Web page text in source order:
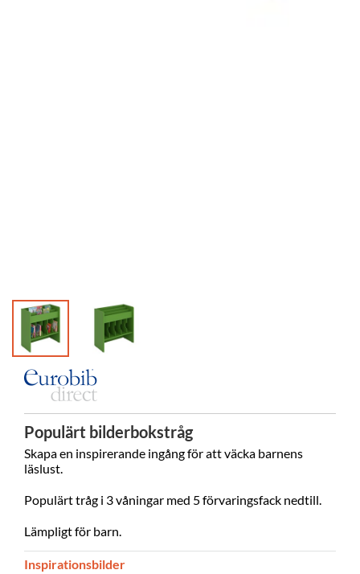
Populärt bilderbokstråg
Skapa en inspirerande ingång för att väcka barnens
läslust.
Populärt tråg i 3 våningar med 5 förvaringsfack nedtill.
Lämpligt för barn.
Inspirationsbilder